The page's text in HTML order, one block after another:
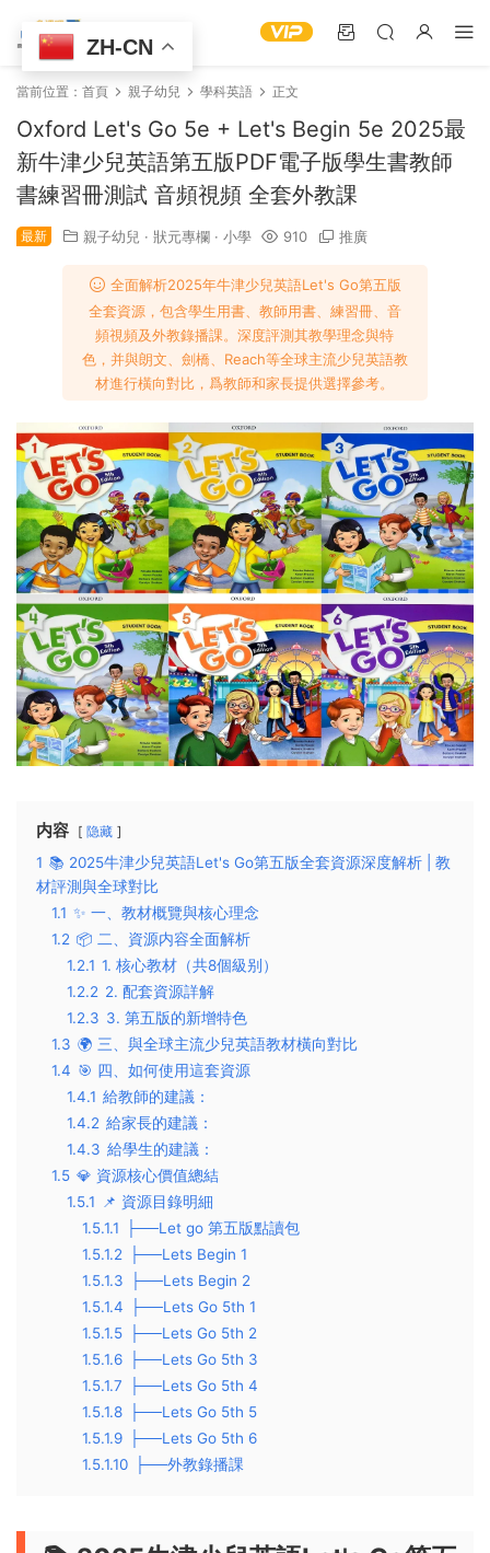
當前位置： 首頁 親子幼兒 學科英語 正文
Oxford Let's Go 5e + Let's Begin 5e 2025最
新牛津少兒英語第五版PDF電子版學生書教師
書練習冊測試 音頻視頻 全套外教課
最新 親子幼兒 · 狀元專欄 · 小學 910 推廣
全面解析2025年牛津少兒英語Let's Go第五版
全套資源，包含學生用書、教師用書、練習冊、音
頻視頻及外教錄播課。深度評測其教學理念與特
色，并與朗文、劍橋、Reach等全球主流少兒英語教
材進行橫向對比，爲教師和家長提供選擇參考。
内容 隐藏
1 📚 2025牛津少兒英語Let's Go第五版全套資源深度解析 | 教
材評測與全球對比
1.1 ✨ 一、教材概覽與核心理念
1.2 📦 二、資源内容全面解析
1.2.1 1. 核心教材（共8個級别）
1.2.2 2. 配套資源詳解
1.2.3 3. 第五版的新增特色
1.3 🌍 三、與全球主流少兒英語教材橫向對比
1.4 🎯 四、如何使用這套資源
1.4.1 給教師的建議：
1.4.2 給家長的建議：
1.4.3 給學生的建議：
1.5 💎 資源核心價值總結
1.5.1
📌 資源目錄明細
1.5.1.1
├──Let go 第五版點讀包
1.5.1.2
├──Lets Begin 1
1.5.1.3
├──Lets Begin 2
1.5.1.4
├──Lets Go 5th 1
1.5.1.5
├──Lets Go 5th 2
1.5.1.6
├──Lets Go 5th 3
1.5.1.7
├──Lets Go 5th 4
1.5.1.8
├──Lets Go 5th 5
1.5.1.9
├──Lets Go 5th 6
1.5.1.10
├──外教錄播課
ZH-CN